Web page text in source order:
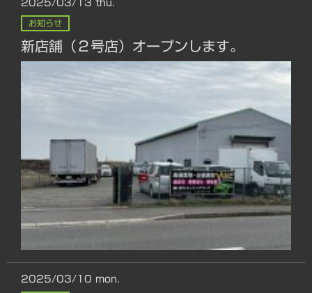
2025/03/13 thu.
お知らせ
新店舗（２号店）オープンします。
2025/03/10 mon.